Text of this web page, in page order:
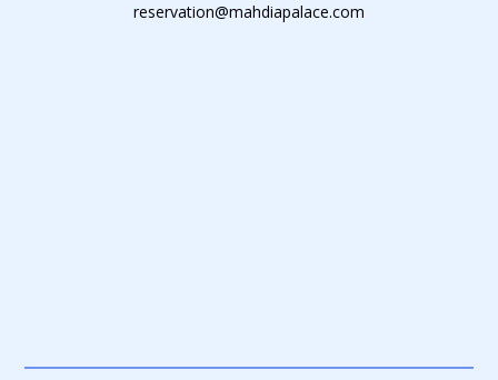
reservation@mahdiapalace.com